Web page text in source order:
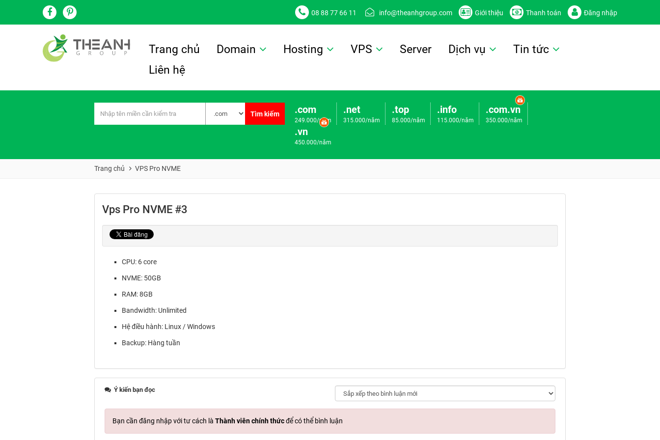
08 88 77 66 11 info@theanhgroup.com Giới thiệu Thanh toán Đăng nhập
Trang chủ Domain Hosting VPS Server Dịch vụ
Tin tức
Liên hệ
Tìm kiếm .com
249.000/năm
.net
315.000/năm
.top
85.000/năm
.info
115.000/năm
.com.vn
350.000/năm
.vn
450.000/năm
Trang chủ VPS Pro NVME
Vps Pro NVME #3
CPU: 6 core
NVME: 50GB
RAM: 8GB
Bandwidth: Unlimited
Hệ điều hành: Linux / Windows
Backup: Hàng tuần
Ý kiến bạn đọc
Bạn cần đăng nhập với tư cách là Thành viên chính thứcđể có thể bình luận